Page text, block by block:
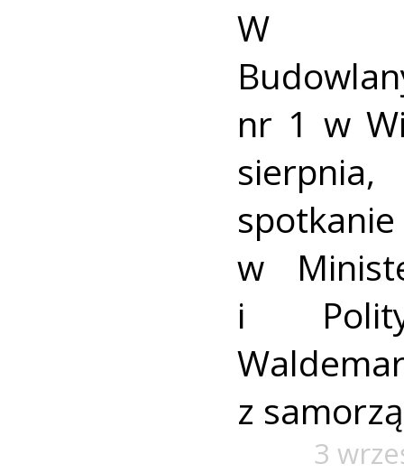
W
nr 1 w
w
i
z
3